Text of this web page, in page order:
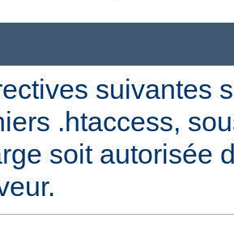
suivantes
.htaccess,
soit autorisée